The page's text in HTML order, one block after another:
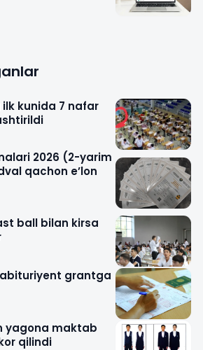
kunida 7 nafar
2026 (2-yarim
qachon e’lon
ball bilan kirsa
grantga
yagona maktab
qilindi